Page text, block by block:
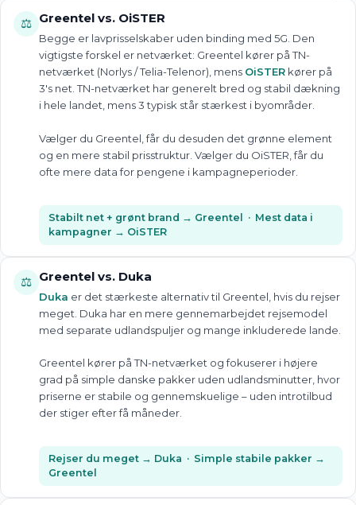
⚖️ Greentel vs. OiSTER
Begge er lavprisselskaber uden binding med 5G. Den
vigtigste forskel er netværket: Greentel kører på TN-
netværket (Norlys / Telia-Telenor), mens OiSTER kører på
3's net. TN-netværket har generelt bred og stabil dækning
i hele landet, mens 3 typisk står stærkest i byområder.
Vælger du Greentel, får du desuden det grønne element
og en mere stabil prisstruktur. Vælger du OiSTER, får du
ofte mere data for pengene i kampagneperioder.
Stabilt net + grønt brand → Greentel · Mest data i
kampagner → OiSTER
⚖️ Greentel vs. Duka
Duka er det stærkeste alternativ til Greentel, hvis du rejser
meget. Duka har en mere gennemarbejdet rejsemodel
med separate udlandspuljer og mange inkluderede lande.
Greentel kører på TN-netværket og fokuserer i højere
grad på simple danske pakker uden udlandsminutter, hvor
priserne er stabile og gennemskuelige – uden introtilbud
der stiger efter få måneder.
Rejser du meget → Duka · Simple stabile pakker →
Greentel